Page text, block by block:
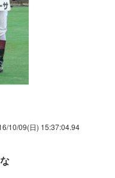
10/09(日) 15:37:04.94